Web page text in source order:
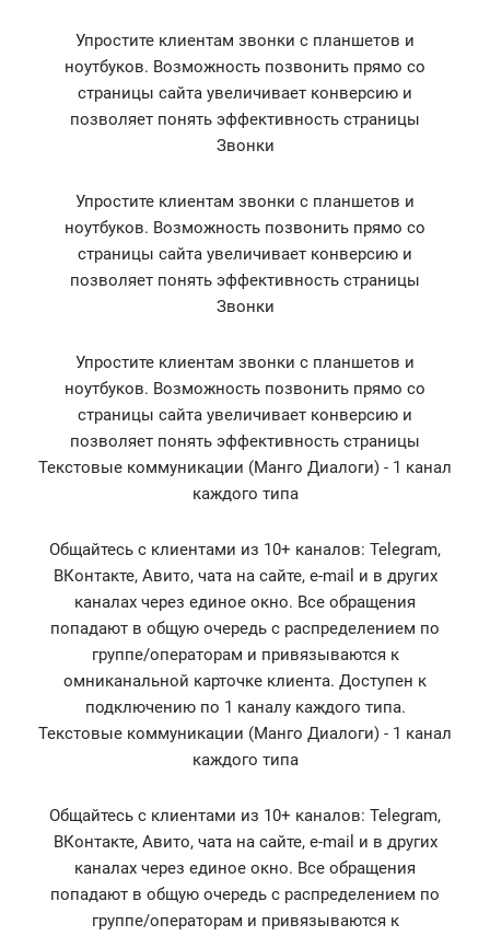
Упростите клиентам звонки с планшетов и
ноутбуков. Возможность позвонить прямо со
страницы сайта увеличивает конверсию и
позволяет понять эффективность страницы
Звонки
Упростите клиентам звонки с планшетов и
ноутбуков. Возможность позвонить прямо со
страницы сайта увеличивает конверсию и
позволяет понять эффективность страницы
Звонки
Упростите клиентам звонки с планшетов и
ноутбуков. Возможность позвонить прямо со
страницы сайта увеличивает конверсию и
позволяет понять эффективность страницы
Текстовые коммуникации (Манго Диалоги) - 1 канал
каждого типа
Общайтесь с клиентами из 10+ каналов: Telegram,
ВКонтакте, Авито, чата на сайте, e-mail и в других
каналах через единое окно. Все обращения
попадают в общую очередь с распределением по
группе/операторам и привязываются к
омниканальной карточке клиента. Доступен к
подключению по 1 каналу каждого типа.
Текстовые коммуникации (Манго Диалоги) - 1 канал
каждого типа
Общайтесь с клиентами из 10+ каналов: Telegram,
ВКонтакте, Авито, чата на сайте, e-mail и в других
каналах через единое окно. Все обращения
попадают в общую очередь с распределением по
группе/операторам и привязываются к